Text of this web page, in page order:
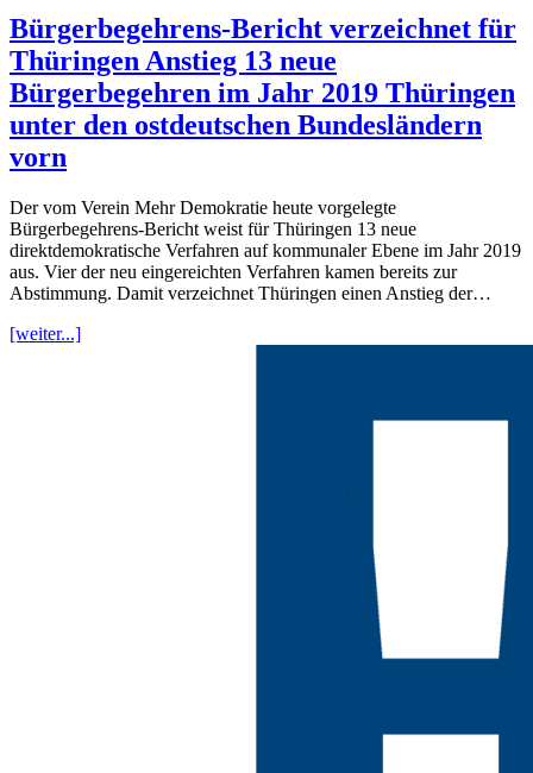
Bürgerbegehrens-Bericht verzeichnet für
Thüringen Anstieg 13 neue
Bürgerbegehren im Jahr 2019 Thüringen
unter den ostdeutschen Bundesländern
vorn
Der vom Verein Mehr Demokratie heute vorgelegte
Bürgerbegehrens-Bericht weist für Thüringen 13 neue
direktdemokratische Verfahren auf kommunaler Ebene im Jahr 2019
aus. Vier der neu eingereichten Verfahren kamen bereits zur
Abstimmung. Damit verzeichnet Thüringen einen Anstieg der…
[weiter...]